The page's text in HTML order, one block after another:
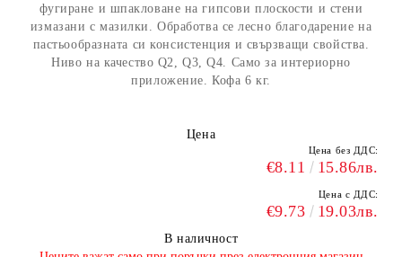
фугиране и шпакловане на гипсови плоскости и стени
измазани с мазилки. Обработва се лесно благодарение на
пастьообразната си консистенция и свързващи свойства.
Ниво на качество Q2, Q3, Q4. Само за интериорно
приложение. Кофа 6 кг.
Цена
Цена без ДДС:
€8.11 15.86лв.
Цена с ДДС:
€9.73 19.03лв.
В наличност